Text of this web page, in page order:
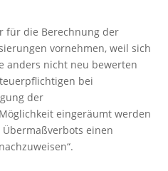
für die Berechnung der
vornehmen, weil sich
anders nicht neu bewerten
bei
der
eingeräumt werden
einen